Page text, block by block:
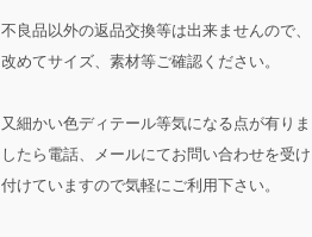
不良品以外の返品交換等は出来ませんので、
改めてサイズ、素材等ご確認ください。
又細かい色ディテール等気になる点が有りま
したら電話、メールにてお問い合わせを受け
付けていますので気軽にご利用下さい。